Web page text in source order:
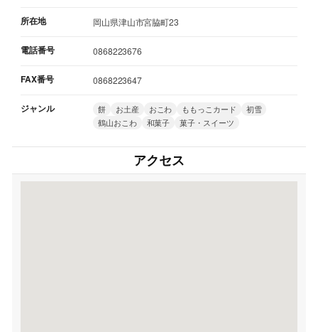
所在地 岡山県津山市宮脇町23
電話番号 0868223676
FAX番号 0868223647
ジャンル 餅 お土産 おこわ ももっこカード
初雪
鶴山おこわ
和菓子 菓子・スイーツ
アクセス